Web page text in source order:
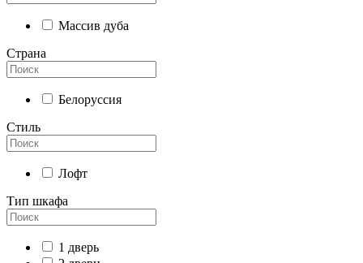
Массив дуба
Страна
Белоруссия
Стиль
Лофт
Тип шкафа
1 дверь